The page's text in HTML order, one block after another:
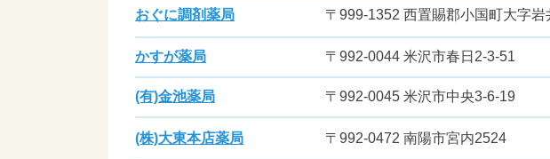
おぐに調剤薬局 〒999-1352 西置賜郡小国町大字岩
かすが薬局 〒992-0044 米沢市春日2-3-51
(有)金池薬局 〒992-0045 米沢市中央3-6-19
(株)大東本店薬局 〒992-0472 南陽市宮内2524